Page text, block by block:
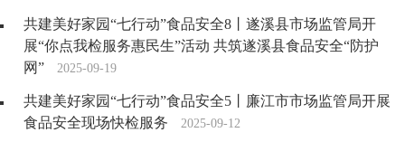
共建美好家园“七行动”食品安全8丨遂溪县市场监管局开
展“你点我检服务惠民生”活动 共筑遂溪县食品安全“防护
网”
2025-09-19
共建美好家园“七行动”食品安全5丨廉江市市场监管局开展
食品安全现场快检服务
2025-09-12